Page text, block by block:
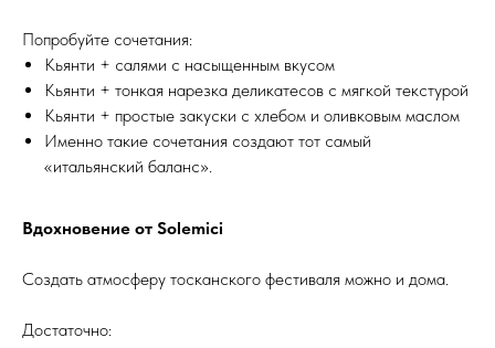
Попробуйте сочетания:
Кьянти + салями с насыщенным вкусом
Кьянти + тонкая нарезка деликатесов с мягкой текстурой
Кьянти + простые закуски с хлебом и оливковым маслом
Именно такие сочетания создают тот самый
«итальянский баланс».
Вдохновение от Solemici
Создать атмосферу тосканского фестиваля можно и дома.
Достаточно: